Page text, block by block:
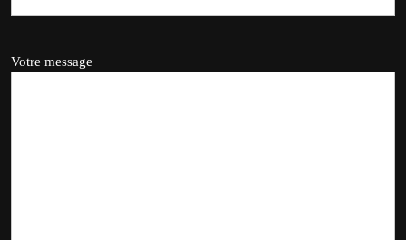
Votre message